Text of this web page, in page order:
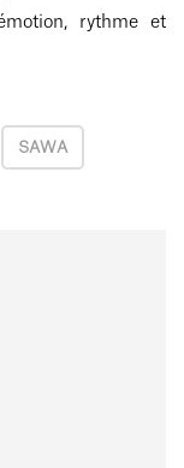
rythme et
SAWA